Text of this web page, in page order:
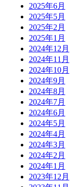
2025年6月
2025年5月
2025年2月
2025年1月
2024年12月
2024年11月
2024年10月
2024年9月
2024年8月
2024年7月
2024年6月
2024年5月
2024年4月
2024年3月
2024年2月
2024年1月
2023年12月